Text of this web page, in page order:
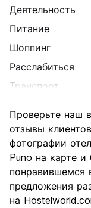
Деятельность
Питание
Шоппинг
Расслабиться
Транспорт
Культура
Ночная жизнь
Соотношение
качества
Проверьте наш
отзывы
фотографии
Puno на карте и
понравившемся
предложения
на